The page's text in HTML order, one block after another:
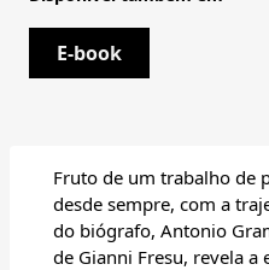
E-book
Fruto de um trabalho de
desde sempre, com a
do biógrafo, Antonio
de Gianni Fresu, revela